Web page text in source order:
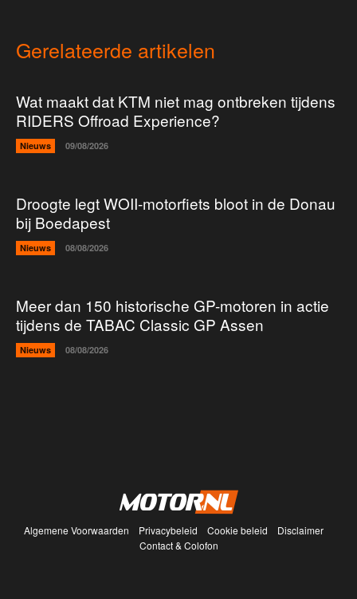
Gerelateerde artikelen
Wat maakt dat KTM niet mag ontbreken tijdens
RIDERS Offroad Experience?
Nieuws 09/08/2026
Droogte legt WOII-motorfiets bloot in de Donau
bij Boedapest
Nieuws 08/08/2026
Meer dan 150 historische GP-motoren in actie
tijdens de TABAC Classic GP Assen
Nieuws 08/08/2026
Algemene Voorwaarden Privacybeleid Cookie beleid
Disclaimer
Contact & Colofon